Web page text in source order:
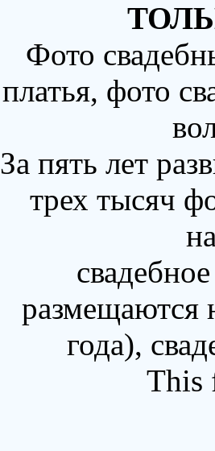
Фото
платья, фото
За пять лет
трех тысяч
размещаются
года),
This